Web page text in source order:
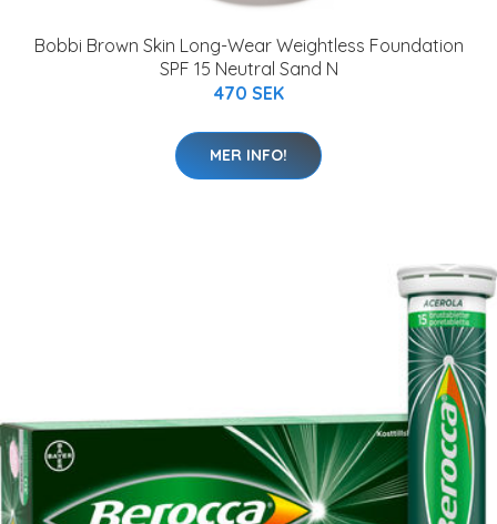
Bobbi Brown Skin Long-Wear Weightless Foundation
SPF 15 Neutral Sand N
470 SEK
MER INFO!